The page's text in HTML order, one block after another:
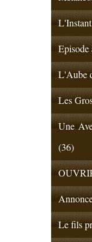
Episode
L'Aube
Les
Une
(36)
Le fils